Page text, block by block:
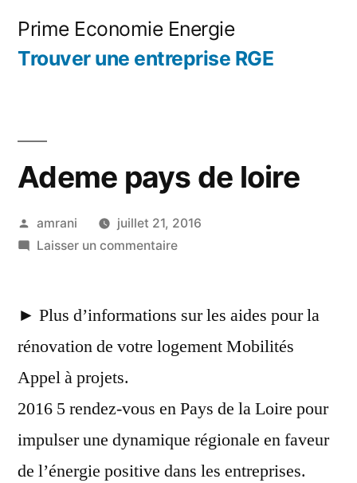
Prime Economie Energie
Trouver une entreprise RGE
Ademe pays de loire
Publié
par
amrani
juillet 21, 2016
Laisser un commentairesur
de
► Plus d’informations sur les aides pour la
rénovation de votre logement Mobilités
Appel à projets.
2016 5 rendez-vous en Pays de la Loire pour
impulser une dynamique régionale en faveur
de l’énergie positive dans les entreprises.